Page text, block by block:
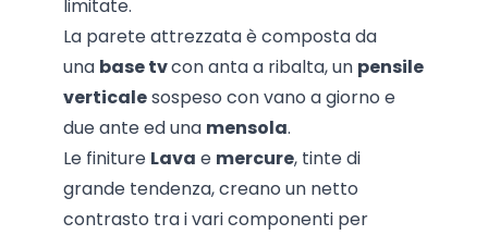
limitate.
La parete attrezzata è composta da
una base tvcon anta a ribalta, un pensile
verticalesospeso con vano a giorno e
due ante ed una mensola.
Le finiture Lava e mercure, tinte di
grande tendenza, creano un netto
contrasto tra i vari componenti per